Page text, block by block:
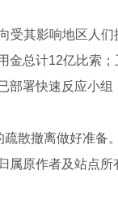
其影响地区人们
总计12亿比索；
部署快速反应小组
散撤离做好准备
属原作者及站点所